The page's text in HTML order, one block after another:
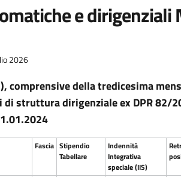
e dirigenziali
2026
comprensive della tredicesima
struttura dirigenziale ex DPR 82/
Fascia Stipendio
Tabellare
Indennità
Integrativa
speciale (IIS)